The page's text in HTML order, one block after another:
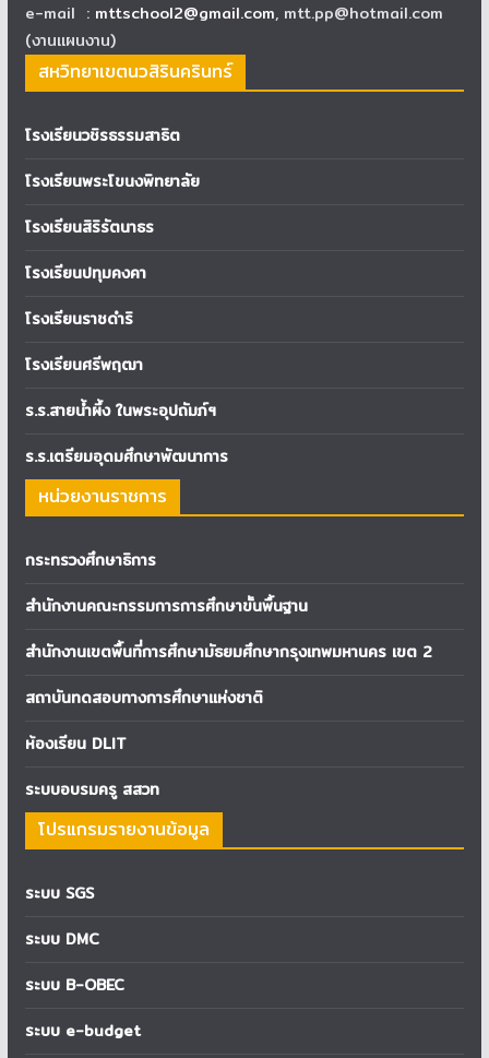
e-mail : mttschool2@gmail.com, mtt.pp@hotmail.com
(งานแผนงาน)
สหวิทยาเขตนวสิรินครินทร์
โรงเรียนวชิรธรรมสาธิต
โรงเรียนพระโขนงพิทยาลัย
โรงเรียนสิริรัตนาธร
โรงเรียนปทุมคงคา
โรงเรียนราชดำริ
โรงเรียนศรีพฤฒา
ร.ร.สายน้ำผึ้ง ในพระอุปถัมภ์ฯ
ร.ร.เตรียมอุดมศึกษาพัฒนาการ
หน่วยงานราชการ
กระทรวงศึกษาธิการ
สำนักงานคณะกรรมการการศึกษาขั้นพื้นฐาน
สำนักงานเขตพื้นที่การศึกษามัธยมศึกษากรุงเทพมหานคร เขต 2
สถาบันทดสอบทางการศึกษาแห่งชาติ
ห้องเรียน DLIT
ระบบอบรมครู สสวท
โปรแกรมรายงานข้อมูล
ระบบ SGS
ระบบ DMC
ระบบ B-OBEC
ระบบ e-budget